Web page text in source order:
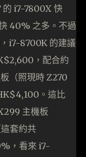
的 i7-7800X 快
40% 之多。不過
i7-8700K 的建議
，配合約
（照現時 Z270
。這比
主機板
套約共
，看來 i7-